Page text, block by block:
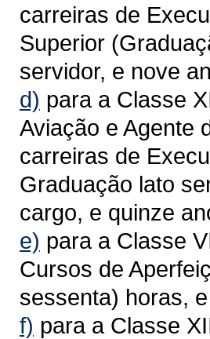
carreiras de
Superior
servidor, e nove
d) para a Classe
Aviação e Agente
carreiras de
Graduação lato
cargo, e quinze
e) para a Classe
Cursos de
sessenta) horas,
f) para a Classe